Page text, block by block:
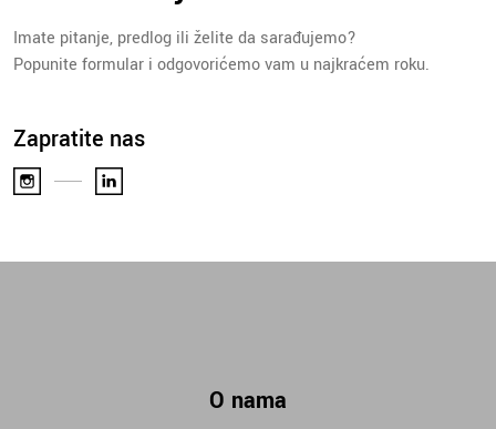
Imate pitanje, predlog ili želite da sarađujemo?
Popunite formular i odgovorićemo vam u najkraćem roku.
Zapratite nas
O nama